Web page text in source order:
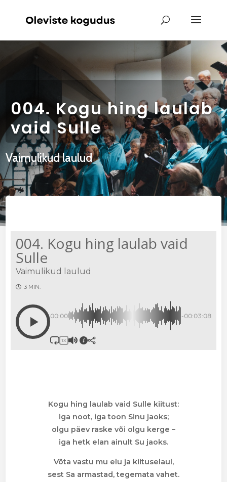
004. Kogu hing laulab
vaid Sulle
Vaimulikud laulud
004. Kogu hing laulab vaid
Sulle
Vaimulikud laulud
3 MIN.
00:00 -00:03:08
1X
Kogu hing laulab vaid Sulle kiitust:
iga noot, iga toon Sinu jaoks;
olgu päev raske või olgu kerge –
iga hetk elan ainult Su jaoks.
Võta vastu mu elu ja kiituselaul,
sest Sa armastad, tegemata vahet.